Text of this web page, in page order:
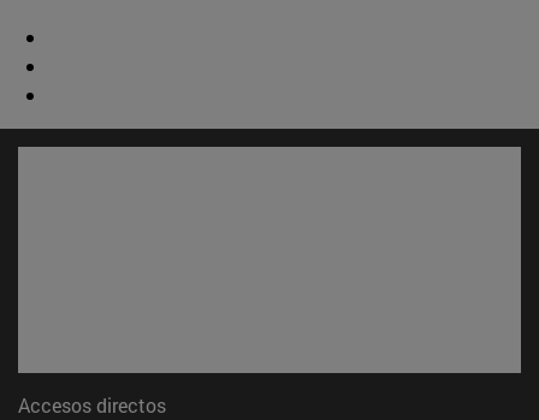
Accesos directos